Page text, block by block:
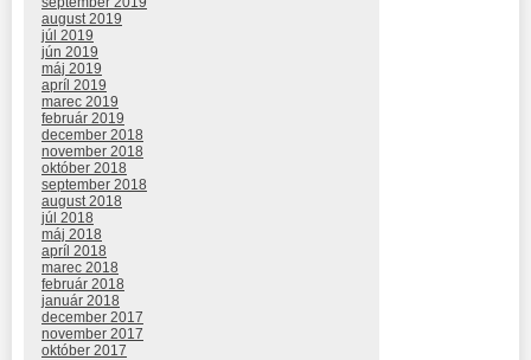
august 2019
júl 2019
jún 2019
máj 2019
apríl 2019
marec 2019
február 2019
december 2018
november 2018
október 2018
september 2018
august 2018
júl 2018
máj 2018
apríl 2018
marec 2018
február 2018
január 2018
december 2017
november 2017
október 2017